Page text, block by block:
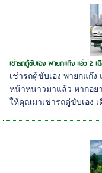
เช่ารถตู้ขับเอง พายกแก๊ง แอ่ว 2 เ
เช่ารถตู้ขับเอง พายกแก๊ง
หน้าหนาวมาแล้ว หากอย
ให้คุณมาเช่ารถตู่ขับเอง